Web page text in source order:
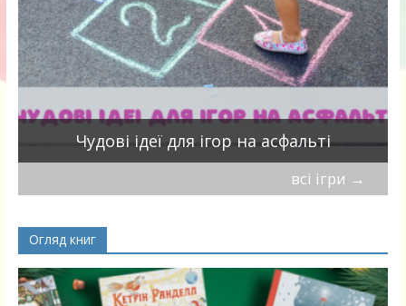
Чудові ідеї для ігор на асфальті
всі ігри →
Огляд книг